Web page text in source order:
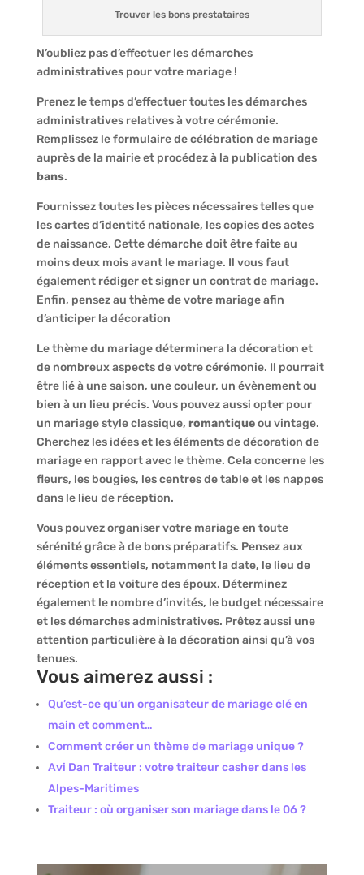
Trouver les bons prestataires
N’oubliez pas d’effectuer les démarches
administratives pour votre mariage !
Prenez le temps d’effectuer toutes les démarches
administratives relatives à votre cérémonie.
Remplissez le formulaire de célébration de mariage
auprès de la mairie et procédez à la publication des
bans.
Fournissez toutes les pièces nécessaires telles que
les cartes d’identité nationale, les copies des actes
de naissance. Cette démarche doit être faite au
moins deux mois avant le mariage. Il vous faut
également rédiger et signer un contrat de mariage.
Enfin, pensez au thème de votre mariage afin
d’anticiper la décoration
Le thème du mariage déterminera la décoration et
de nombreux aspects de votre cérémonie. Il pourrait
être lié à une saison, une couleur, un évènement ou
bien à un lieu précis. Vous pouvez aussi opter pour
un mariage style classique, romantiqueou vintage.
Cherchez les idées et les éléments de décoration de
mariage en rapport avec le thème. Cela concerne les
fleurs, les bougies, les centres de table et les nappes
dans le lieu de réception.
Vous pouvez organiser votre mariage en toute
sérénité grâce à de bons préparatifs. Pensez aux
éléments essentiels, notamment la date, le lieu de
réception et la voiture des époux. Déterminez
également le nombre d’invités, le budget nécessaire
et les démarches administratives. Prêtez aussi une
attention particulière à la décoration ainsi qu’à vos
tenues.
Vous aimerez aussi :
Qu’est-ce qu’un organisateur de mariage clé en
main et comment…
Comment créer un thème de mariage unique ?
Avi Dan Traiteur : votre traiteur casher dans les
Alpes-Maritimes
Traiteur : où organiser son mariage dans le 06 ?